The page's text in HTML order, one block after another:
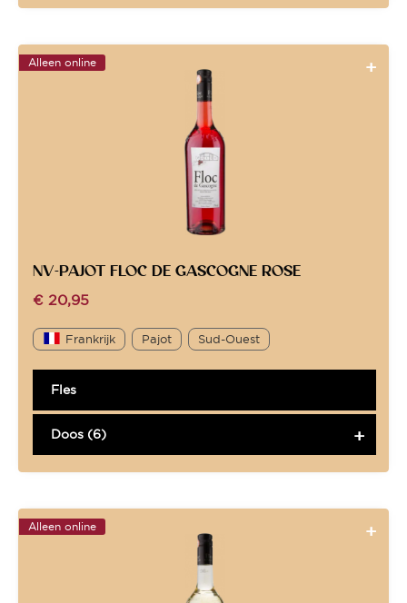
Alleen online
NV-PAJOT FLOC DE GASCOGNE ROSE
€ 20,95
Frankrijk Pajot Sud-Ouest
Fles
Doos (6)
Alleen online